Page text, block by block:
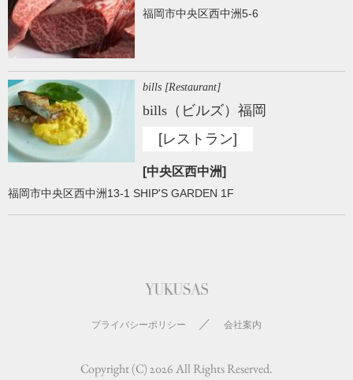
福岡市中央区西中洲5-6
bills [Restaurant]
bills（ビルズ）福岡
[レストラン]
[中央区西中洲]
福岡市中央区西中洲13-1 SHIP'S GARDEN 1F
プライバシーポリシー ／ 会社案内
Copyright (C) 2026 All Rights Reserved.